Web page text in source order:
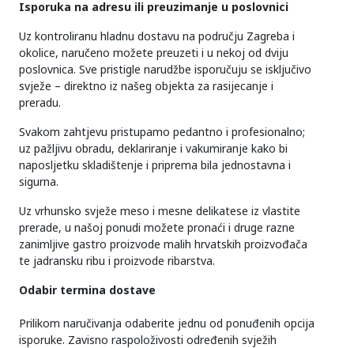
Isporuka na adresu ili preuzimanje u poslovnici
Uz kontroliranu hladnu dostavu na području Zagreba i
okolice, naručeno možete preuzeti i u nekoj od dviju
poslovnica. Sve pristigle narudžbe isporučuju se isključivo
svježe – direktno iz našeg objekta za rasijecanje i
preradu.
Svakom zahtjevu pristupamo pedantno i profesionalno;
uz pažljivu obradu, deklariranje i vakumiranje kako bi
naposljetku skladištenje i priprema bila jednostavna i
sigurna.
Uz vrhunsko svježe meso i mesne delikatese iz vlastite
prerade, u našoj ponudi možete pronaći i druge razne
zanimljive gastro proizvode malih hrvatskih proizvođača
te jadransku ribu i proizvode ribarstva.
Odabir termina dostave
Prilikom naručivanja odaberite jednu od ponuđenih opcija
isporuke. Zavisno raspoloživosti određenih svježih